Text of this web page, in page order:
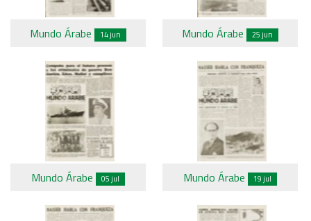
Mundo Árabe 14 jun Mundo Árabe 25 jun
Mundo Árabe 05 jul Mundo Árabe 19 jul